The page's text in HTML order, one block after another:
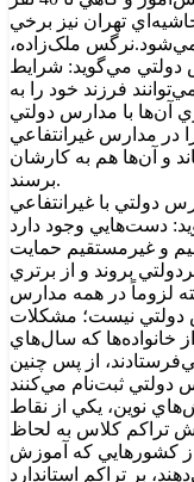
تهران نيز برخي
تشکيل مي‌شود.نرگس ملک‌زاده،
دولتي مي‌گويد: شرايط
فرزند خود را به
آن‌ها با مدارس دولتي
در مدارس غيرانتفاعي
و آن‌ها هم به کارشان
برسند.
دولتي با غيرانتفاعي
دست‌هايي وجود دارد
و غيرمستقيم حمايت
بروند و از برتري
لزوماً در همه مدارس
دولتي نيست؛ مشکلات
خانواده‌ها که سال‌هاي
از پس چنين
نوين، يکي از نقاط
تراکم کلاس به لحاظ
کشورهايي که آموزش
بر تراکم استاندارد